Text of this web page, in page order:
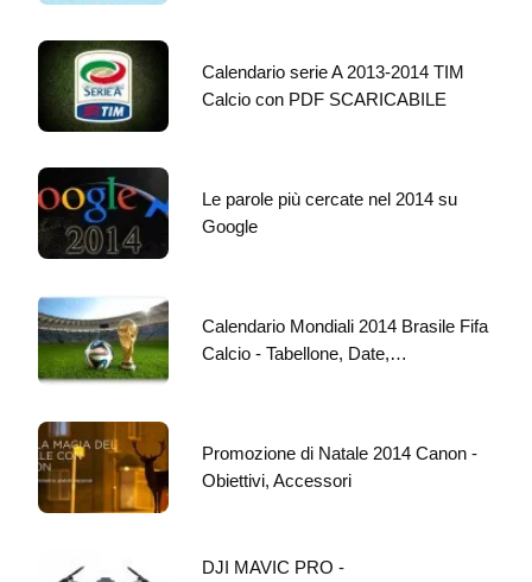
Calendario serie A 2013-2014 TIM
Calcio con PDF SCARICABILE
Le parole più cercate nel 2014 su
Google
Calendario Mondiali 2014 Brasile Fifa
Calcio - Tabellone, Date,…
Promozione di Natale 2014 Canon -
Obiettivi, Accessori
DJI MAVIC PRO -